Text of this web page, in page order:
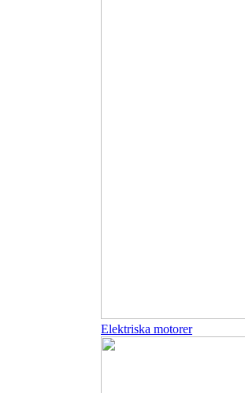
Elektriska motorer